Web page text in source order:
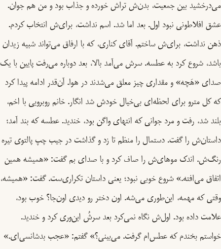
می‌درخشید بین جمعیت، بدن‌ش تراش خورده و جذاب بود و من هم جوان.
عشق افلاطونی نبود اول. بعد اما شد. اسم نداشت، برای‌ش انتخاب کردم.
ذهن نداشت، برای‌ش ساختم. آقای کناری، که با ارفاق می‌تواند شبیه زیدان
باشد، شروع کرد به عطسه. سرش می‌آمد بالا، بعد دوباره می‌رفت پایین با یک
صدای «هَچه» و مقداری چیز معلق می‌شدند در هوا. آن‌قدر ادامه پیدا کرد
که کل مترو برای لحظه‌ای بی‌خیال خودش شد انگار. خانم روبرویی با اخم،
بلند شد، رفت و مرد جوانی که انتهای واگن بود، خندید. عطسه که بند آمد؛
داستان‌ش را گفت. دستمال را منظم تا زد و گذاشت در جیب چپ پالتوی تیره
رنگ‌ش. اندک موهای‌ش را صاف کرد و با صدای بم گفت: «همیشه همین
اتفاق می‌افته.» شروع خوبی نبود؛ یعنی داستان تکراری‌ست. گفت: «همیشه،
وقتی که مهمه، این‌طوری می‌شه. اون دختر رو دیدی اون‌جا؟ خوب بود،
علامت داده بود. اول‌ش نگاه نمی‌کرد بعد سرشُ این‌وری کرد و خندید.
خواستم بخندم که عطس‌ام گرفت. می‌بینی؟» گفتم: «عجب بدشانسی‌ای.»